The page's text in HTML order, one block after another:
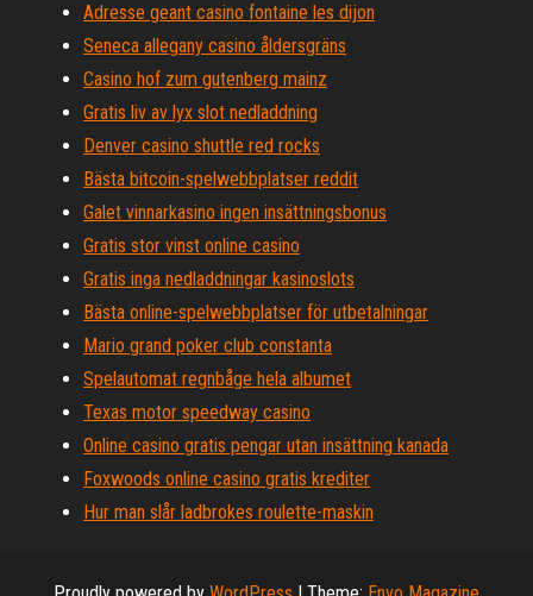
Adresse geant casino fontaine les dijon
Seneca allegany casino åldersgräns
Casino hof zum gutenberg mainz
Gratis liv av lyx slot nedladdning
Denver casino shuttle red rocks
Bästa bitcoin-spelwebbplatser reddit
Galet vinnarkasino ingen insättningsbonus
Gratis stor vinst online casino
Gratis inga nedladdningar kasinoslots
Bästa online-spelwebbplatser för utbetalningar
Mario grand poker club constanta
Spelautomat regnbåge hela albumet
Texas motor speedway casino
Online casino gratis pengar utan insättning kanada
Foxwoods online casino gratis krediter
Hur man slår ladbrokes roulette-maskin